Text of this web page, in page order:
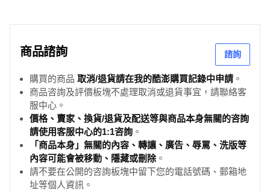
商品諮詢 諮詢
購買的商品 取消/退貨請在我的酷澎購買記錄中申請 。
商品咨詢及評價板塊不處理取消或退貨事宜，請聯絡客
服中心。
價格、賣家、換貨/退貨及配送等與商品本身無關的咨詢
請使用客服中心的1:1咨詢 。
「商品本身」無關的內容、轉讓、廣告、辱罵、洗版等
內容可能會被移動、隱藏或刪除。
請不要在公開的咨詢板塊中留下您的電話號碼、郵箱地
址等個人資訊。